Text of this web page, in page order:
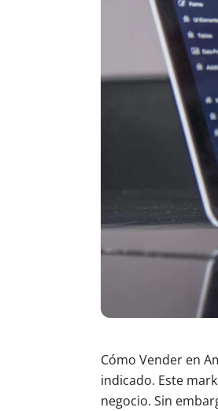
Cómo Vender en
indicado. Este
negocio. Sin